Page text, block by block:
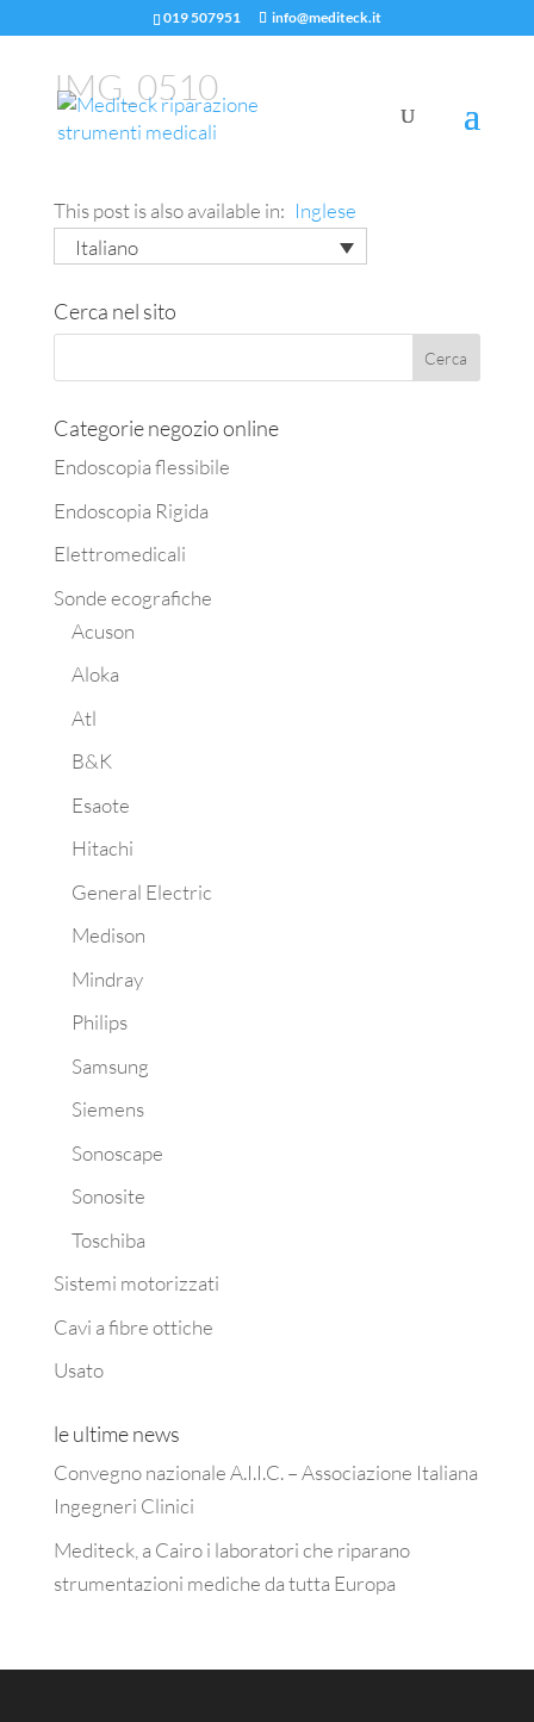
019 507951 info@mediteck.it
IMG_0510
This post is also available in: Inglese
Italiano
Cerca nel sito
Categorie negozio online
Endoscopia flessibile
Endoscopia Rigida
Elettromedicali
Sonde ecografiche
Acuson
Aloka
Atl
B&K
Esaote
Hitachi
General Electric
Medison
Mindray
Philips
Samsung
Siemens
Sonoscape
Sonosite
Toschiba
Sistemi motorizzati
Cavi a fibre ottiche
Usato
le ultime news
Convegno nazionale A.I.I.C. – Associazione Italiana
Ingegneri Clinici
Mediteck, a Cairo i laboratori che riparano
strumentazioni mediche da tutta Europa